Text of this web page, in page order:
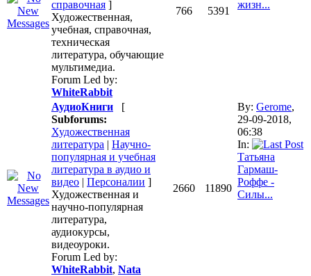
справочная ]
Художественная,
учебная, справочная,
техническая
литература, обучающие
мультимедиа.
Forum Led by:
WhiteRabbit
766 5391
жизн...
АудиоКниги
[
Subforums:
Художественная
литература | Научно-
популярная и учебная
литература в аудио и
видео | Персоналии ]
Художественная и
научно-популярная
литература,
аудиокурсы,
видеоуроки.
Forum Led by:
WhiteRabbit, Nata
2660 11890
By: Gerome,
29-09-2018,
06:38
In:
Татьяна
Гармаш-
Роффе -
Силы...